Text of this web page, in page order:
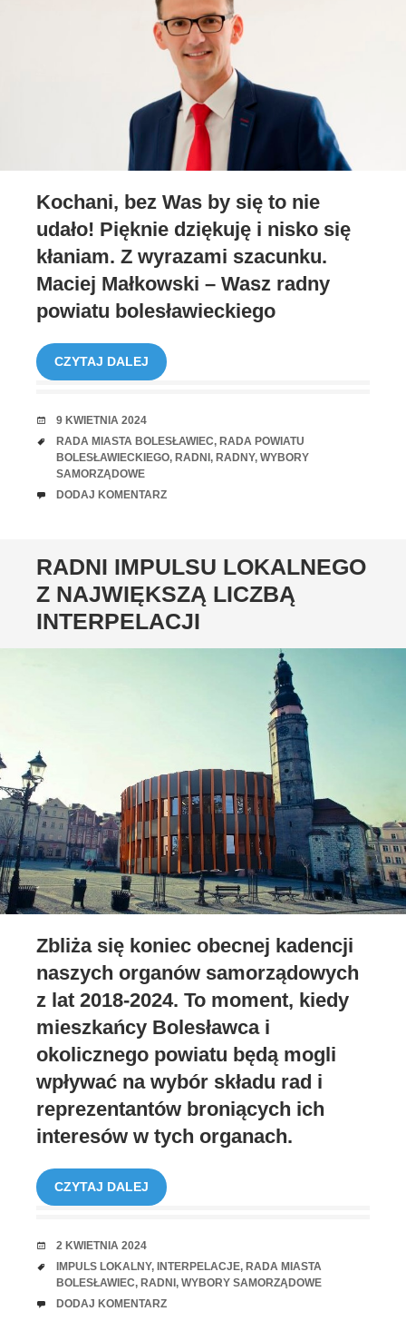
Kochani, bez Was by się to nie
udało! Pięknie dziękuję i nisko się
kłaniam. Z wyrazami szacunku.
Maciej Małkowski – Wasz radny
powiatu bolesławieckiego
CZYTAJ DALEJ
RANDKA
9 KWIETNIA 2024
TAGI
RADA MIASTA BOLESŁAWIEC, RADA POWIATU
BOLESŁAWIECKIEGO, RADNI , RADNY, WYBORY
SAMORZĄDOWE
UWAGI
DODAJ KOMENTARZ
RADNI IMPULSU LOKALNEGO
Z NAJWIĘKSZĄ LICZBĄ
INTERPELACJI
Zbliża się koniec obecnej kadencji
naszych organów samorządowych
z lat 2018-2024. To moment, kiedy
mieszkańcy Bolesławca i
okolicznego powiatu będą mogli
wpływać na wybór składu rad i
reprezentantów broniących ich
interesów w tych organach.
CZYTAJ DALEJ
RANDKA
2 KWIETNIA 2024
TAGI
IMPULS LOKALNY, INTERPELACJE, RADA MIASTA
BOLESŁAWIEC, RADNI, WYBORY SAMORZĄDOWE
UWAGI
DODAJ KOMENTARZ